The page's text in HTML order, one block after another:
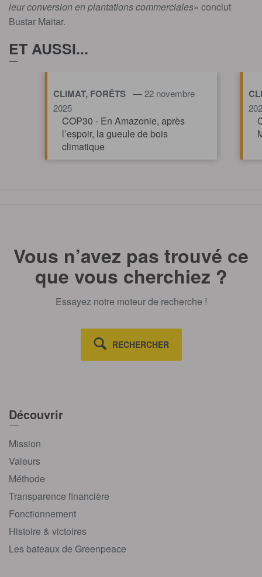
leur conversion en plantations commerciales» conclut
Bustar Maitar.
ET AUSSI...
CLIMAT, FORÊTS —22 novembre
2025
COP30 - En Amazonie, après
l’espoir, la gueule de bois
climatique
Vous n’avez pas trouvé ce
que vous cherchiez ?
Essayez notre moteur de recherche !
RECHERCHER
Découvrir
Mission
Valeurs
Méthode
Transparence financière
Fonctionnement
Histoire & victoires
Les bateaux de Greenpeace